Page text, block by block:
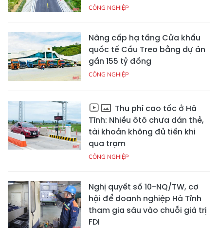
CÔNG NGHIỆP
Nâng cấp hạ tầng Cửa khẩu
quốc tế Cầu Treo bằng dự án
gần 155 tỷ đồng
CÔNG NGHIỆP
Thu phí cao tốc ở Hà
Tĩnh: Nhiều ôtô chưa dán thẻ,
tài khoản không đủ tiền khi
qua trạm
CÔNG NGHIỆP
Nghị quyết số 10-NQ/TW, cơ
hội để doanh nghiệp Hà Tĩnh
tham gia sâu vào chuỗi giá trị
FDI